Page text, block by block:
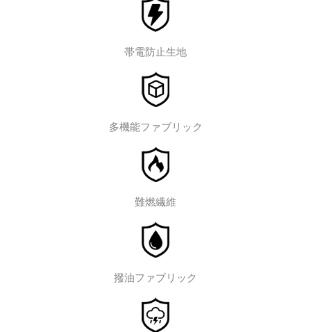
帯電防止生地
多機能ファブリック
難燃繊維
撥油ファブリック